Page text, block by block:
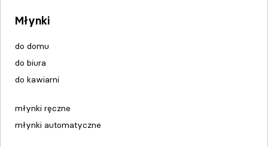
Młynki
do domu
do biura
do kawiarni
młynki ręczne
młynki automatyczne